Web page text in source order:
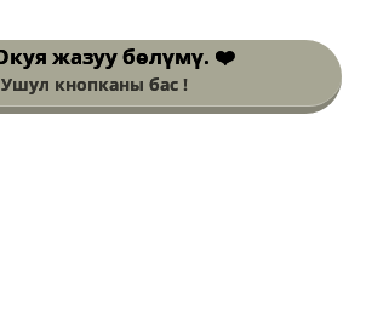
Окуя жазуу
бөлүмү. ❤️
Ушул кнопканы бас !